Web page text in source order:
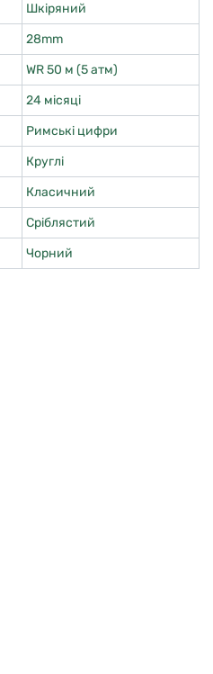
Шкіряний
28mm
WR 50 м (5 атм)
24 місяці
Римські цифри
Круглі
Класичний
Сріблястий
Чорний